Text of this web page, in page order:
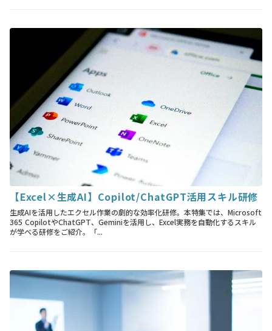
【Excel×生成AI】Copilot/ChatGPT活用スキル研修
生成AIを活用したエクセル作業の劇的な効率化研修。本特集では、Microsoft
365 CopilotやChatGPT、Geminiを活用し、Excel実務を自動化するスキル
が学べる研修をご紹介。「...